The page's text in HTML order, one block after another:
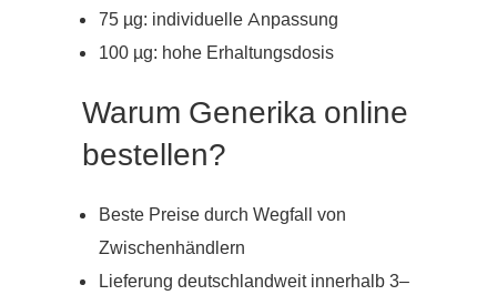
75 µg: individuelle Anpassung
100 µg: hohe Erhaltungsdosis
Warum Generika online
bestellen?
Beste Preise durch Wegfall von
Zwischenhändlern
Lieferung deutschlandweit innerhalb 3–